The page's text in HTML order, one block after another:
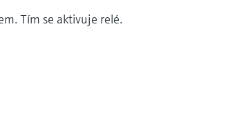
Tím se aktivuje relé.